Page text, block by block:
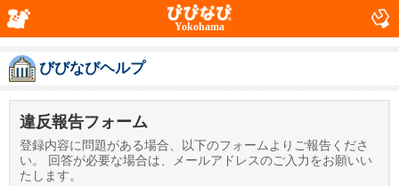
Yokohama
びびなびヘルプ
違反報告フォーム
登録内容に問題がある場合、以下のフォームよりご報告くださ
い。 回答が必要な場合は、メールアドレスのご入力をお願いい
たします。